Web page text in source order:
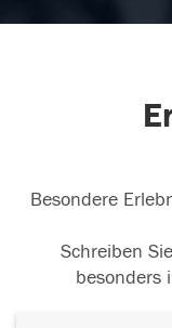
Besondere
Schreiben
besonders